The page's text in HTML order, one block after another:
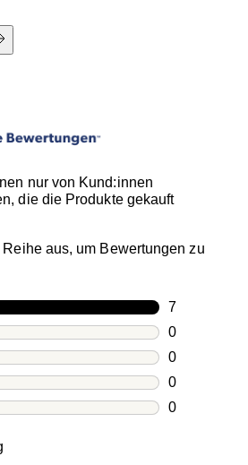
nur von Kund:innen
die die Produkte gekauft
aus, um Bewertungen zu
7
7
0
0
0
0
0
0
0